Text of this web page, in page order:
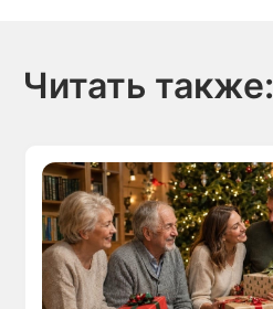
Читать также: